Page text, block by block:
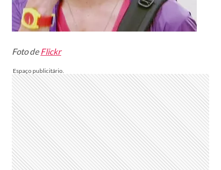
Foto deFlickr